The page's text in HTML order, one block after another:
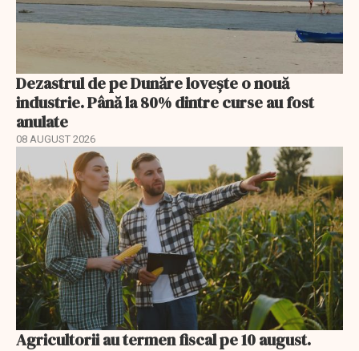
Dezastrul de pe Dunăre lovește o nouă
industrie. Până la 80% dintre curse au fost
anulate
08 AUGUST 2026
Agricultorii au termen fiscal pe 10 august.